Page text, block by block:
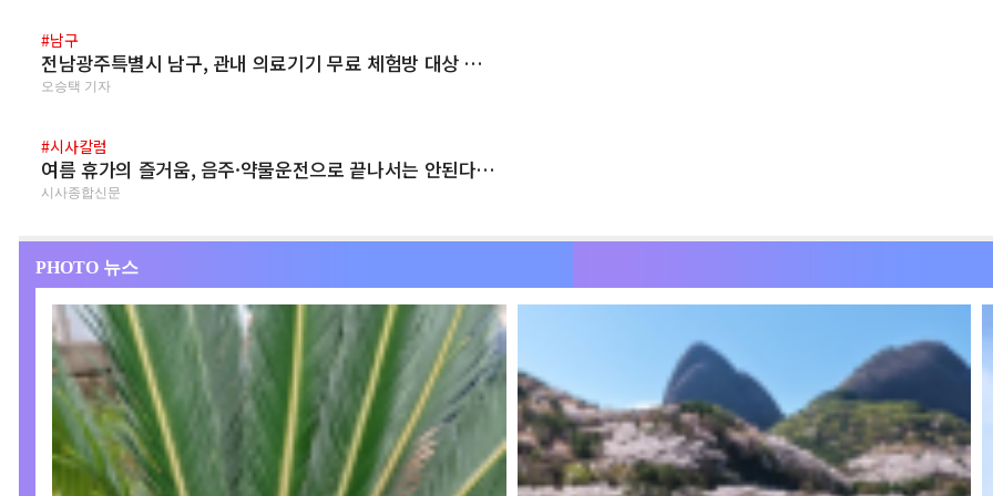
#남구
전남광주특별시 남구, 관내 의료기기 무료 체험방 대상 …
오승택 기자
#시사칼럼
여름 휴가의 즐거움, 음주·약물운전으로 끝나서는 안된다…
시사종합신문
PHOTO 뉴스